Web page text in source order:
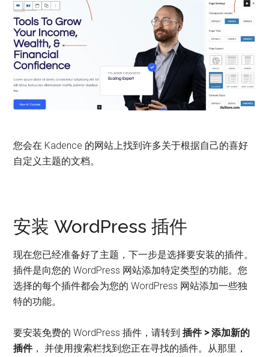
您会在 Kadence 的网站上找到许多关于根据自己的喜好
自定义主题的文档。
安装 WordPress 插件
现在您已经准备好了主题，下一步是选择要安装的插件。
插件是向您的 WordPress 网站添加特定类型的功能。您
选择的每个插件都会为您的 WordPress 网站添加一些独
特的功能。
要安装免费的 WordPress 插件，请转到插件 > 添加新的
插件， 并使用搜索栏找到您正在寻找的插件。从那里，